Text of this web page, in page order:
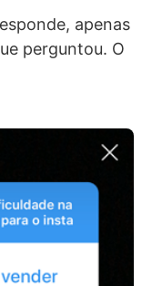
apenas
perguntou. O